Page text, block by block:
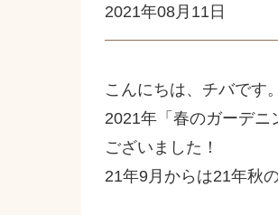
2021年08月11日
こんにちは、チバです。
2021年「春のガーデニ
ございました！
21年9月からは21年秋